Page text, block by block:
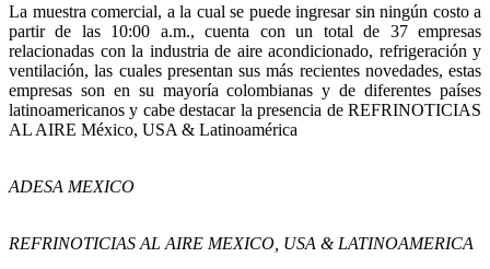
La muestra comercial, a la cual se puede ingresar sin ningún costo a
partir de las 10:00 a.m., cuenta con un total de 37 empresas
relacionadas con la industria de aire acondicionado, refrigeración y
ventilación, las cuales presentan sus más recientes novedades, estas
empresas son en su mayoría colombianas y de diferentes países
latinoamericanos y cabe destacar la presencia de REFRINOTICIAS
AL AIRE México, USA & Latinoamérica
ADESA MEXICO
REFRINOTICIAS AL AIRE MEXICO, USA & LATINOAMERICA